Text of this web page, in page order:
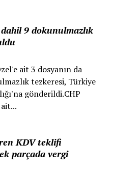
9 dokunulmazlık
ait 3 dosyanın da
tezkeresi, Türkiye
gönderildi.CHP
KDV teklifi
parçada vergi